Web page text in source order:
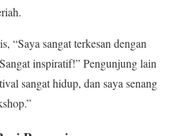
“Saya sangat terkesan dengan
inspiratif!” Pengunjung lain
sangat hidup, dan saya senang